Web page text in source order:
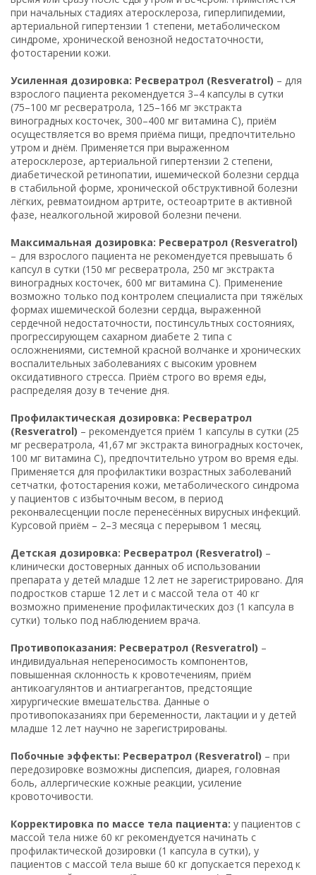
при начальных стадиях атеросклероза, гиперлипидемии,
артериальной гипертензии 1 степени, метаболическом
синдроме, хронической венозной недостаточности,
фотостарении кожи.
Усиленная дозировка: Ресвератрол (Resveratrol) – для
взрослого пациента рекомендуется 3–4 капсулы в сутки
(75–100 мг ресвератрола, 125–166 мг экстракта
виноградных косточек, 300–400 мг витамина С), приём
осуществляется во время приёма пищи, предпочтительно
утром и днём. Применяется при выраженном
атеросклерозе, артериальной гипертензии 2 степени,
диабетической ретинопатии, ишемической болезни сердца
в стабильной форме, хронической обструктивной болезни
лёгких, ревматоидном артрите, остеоартрите в активной
фазе, неалкогольной жировой болезни печени.
Максимальная дозировка: Ресвератрол (Resveratrol)
– для взрослого пациента не рекомендуется превышать 6
капсул в сутки (150 мг ресвератрола, 250 мг экстракта
виноградных косточек, 600 мг витамина С). Применение
возможно только под контролем специалиста при тяжёлых
формах ишемической болезни сердца, выраженной
сердечной недостаточности, постинсультных состояниях,
прогрессирующем сахарном диабете 2 типа с
осложнениями, системной красной волчанке и хронических
воспалительных заболеваниях с высоким уровнем
оксидативного стресса. Приём строго во время еды,
распределяя дозу в течение дня.
Профилактическая дозировка: Ресвератрол
(Resveratrol) – рекомендуется приём 1 капсулы в сутки (25
мг ресвератрола, 41,67 мг экстракта виноградных косточек,
100 мг витамина С), предпочтительно утром во время еды.
Применяется для профилактики возрастных заболеваний
сетчатки, фотостарения кожи, метаболического синдрома
у пациентов с избыточным весом, в период
реконвалесценции после перенесённых вирусных инфекций.
Курсовой приём – 2–3 месяца с перерывом 1 месяц.
Детская дозировка: Ресвератрол (Resveratrol) –
клинически достоверных данных об использовании
препарата у детей младше 12 лет не зарегистрировано. Для
подростков старше 12 лет и с массой тела от 40 кг
возможно применение профилактических доз (1 капсула в
сутки) только под наблюдением врача.
Противопоказания: Ресвератрол (Resveratrol) –
индивидуальная непереносимость компонентов,
повышенная склонность к кровотечениям, приём
антикоагулянтов и антиагрегантов, предстоящие
хирургические вмешательства. Данные о
противопоказаниях при беременности, лактации и у детей
младше 12 лет научно не зарегистрированы.
Побочные эффекты: Ресвератрол (Resveratrol) – при
передозировке возможны диспепсия, диарея, головная
боль, аллергические кожные реакции, усиление
кровоточивости.
Корректировка по массе тела пациента: у пациентов с
массой тела ниже 60 кг рекомендуется начинать с
профилактической дозировки (1 капсула в сутки), у
пациентов с массой тела выше 60 кг допускается переход к